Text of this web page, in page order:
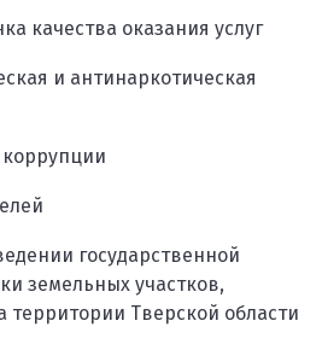
качества оказания услуг
и антинаркотическая
государственной
земельных участков,
территории Тверской области